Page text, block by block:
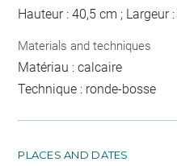
Hauteur : 40,5 cm ; Largeur
Materials and techniques
Matériau : calcaire
Technique : ronde-bosse
PLACES AND DATES